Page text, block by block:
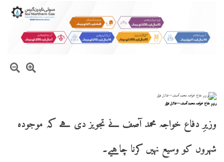
وزیرِ دفاع خواجہ محمد آصف—فائل فوٹو
وزیرِ دفاع خواجہ محمد آصف نے تجویز دی ہے کہ موجودہ
شہروں کو وسیع نہیں کرنا چاہیے۔